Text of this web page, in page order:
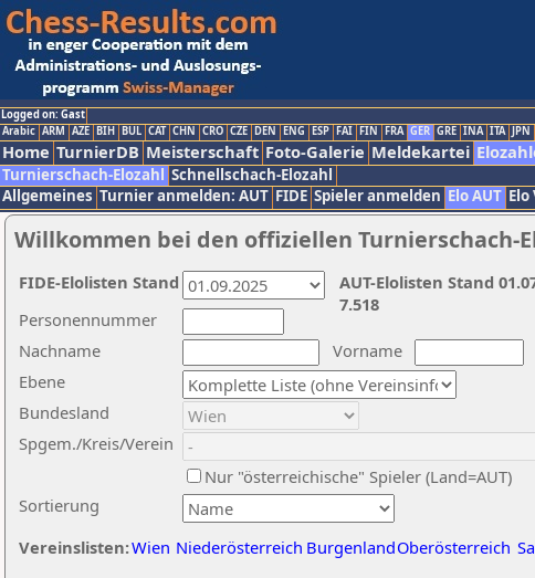
Logged on: Gast
Arabic ARM AZE BIH BUL CAT CHN CRO CZE DEN ENG ESP FAI FIN FRA GER GRE INA ITA JPN
Home TurnierDB Meisterschaft Foto-Galerie Meldekartei
Turnierschach-Elozahl Schnellschach-Elozahl
Allgemeines Turnier anmelden: AUT FIDE Spieler anmelden Elo AUT
Willkommen bei den offiziellen Turnierschach-
Nachname
Vorname
Ebene
Sortierung
Personennummer
Bundesland
Spgem./Kreis/Verein
Nur "österreichische" Spieler (Land=AUT)
Vereinslisten:Wien Niederösterreich BurgenlandOberösterreich
AUT-Elolisten Stand
7.518
FIDE-Elolisten Stand